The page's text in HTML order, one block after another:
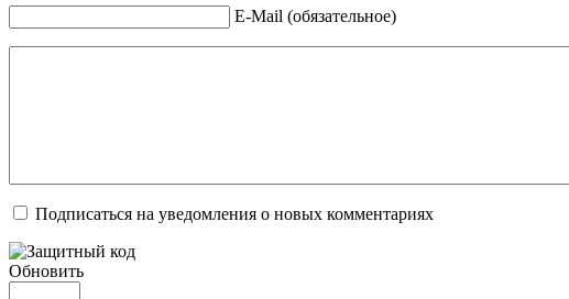
E-Mail (обязательное)
Подписаться на уведомления о новых комментариях
Обновить